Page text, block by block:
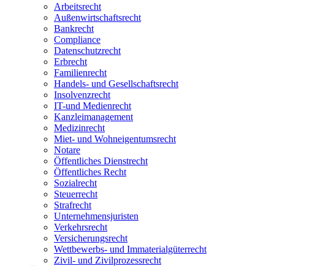
Arbeitsrecht
Außenwirtschaftsrecht
Bankrecht
Compliance
Datenschutzrecht
Erbrecht
Familienrecht
Handels- und Gesellschaftsrecht
Insolvenzrecht
IT-und Medienrecht
Kanzleimanagement
Medizinrecht
Miet- und Wohneigentumsrecht
Notare
Öffentliches Dienstrecht
Öffentliches Recht
Sozialrecht
Steuerrecht
Strafrecht
Unternehmensjuristen
Verkehrsrecht
Versicherungsrecht
Wettbewerbs- und Immaterialgüterrecht
Zivil- und Zivilprozessrecht